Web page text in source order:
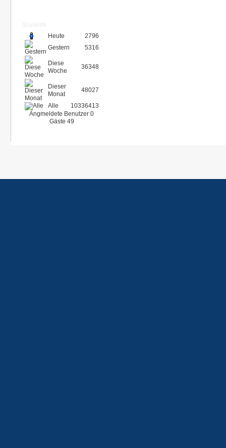
Heute
2796
Gestern
5316
Diese
Woche
36348
Dieser
Monat
48027
Alle
10336413
Angmeldete Benutzer 0
Gäste 49